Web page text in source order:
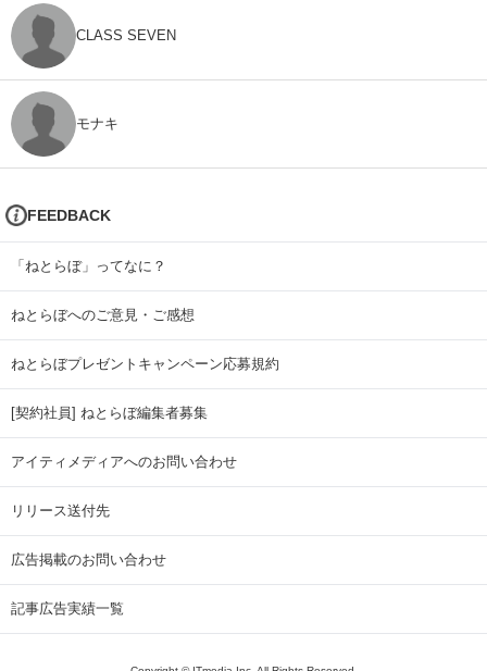
CLASS SEVEN
モナキ
FEEDBACK
「ねとらぼ」ってなに？
ねとらぼへのご意見・ご感想
ねとらぼプレゼントキャンペーン応募規約
[契約社員] ねとらぼ編集者募集
アイティメディアへのお問い合わせ
リリース送付先
広告掲載のお問い合わせ
記事広告実績一覧